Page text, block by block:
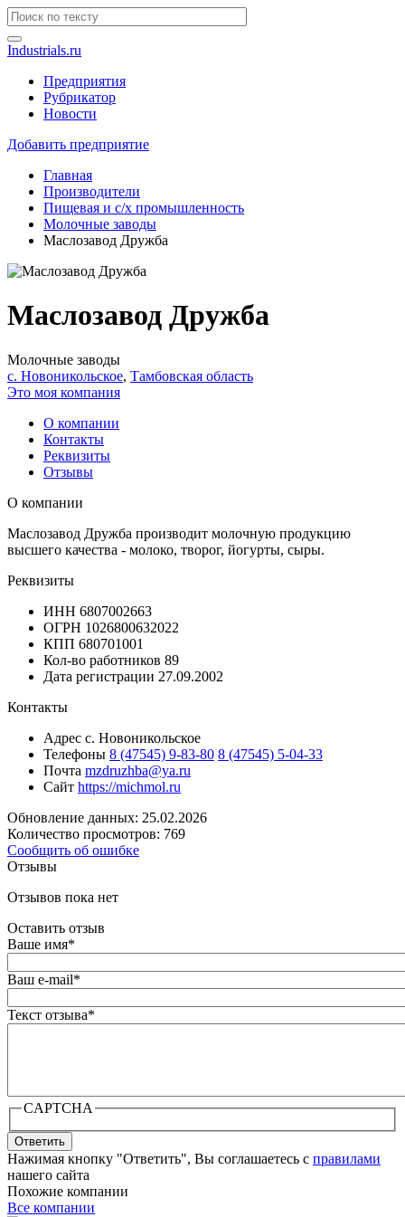
Industrials.ru
Предприятия
Рубрикатор
Новости
Добавить предприятие
Главная
Производители
Пищевая и с/х промышленность
Молочные заводы
Маслозавод Дружба
Маслозавод Дружба
Молочные заводы
с. Новоникольское, Тамбовская область
Это моя компания
О компании
Контакты
Реквизиты
Отзывы
О компании
Маслозавод Дружба производит молочную продукцию
высшего качества - молоко, творог, йогурты, сыры.
Реквизиты
ИНН 6807002663
ОГРН 1026800632022
КПП 680701001
Кол-во работников 89
Дата регистрации 27.09.2002
Контакты
Адрес с. Новоникольское
Телефоны 8 (47545) 9-83-80 8 (47545) 5-04-33
Почта mzdruzhba@ya.ru
Сайт https://michmol.ru
Обновление данных: 25.02.2026
Количество просмотров: 769
Сообщить об ошибке
Отзывы
Отзывов пока нет
Оставить отзыв
Ваше имя*
Ваш e-mail*
Текст отзыва*
CAPTCHA
Ответить
Нажимая кнопку "Ответить", Вы соглашаетесь с правилами
нашего сайта
Похожие компании
Все компании